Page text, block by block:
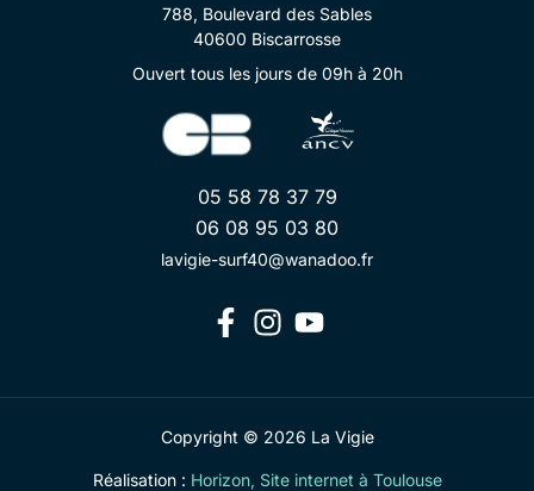
788, Boulevard des Sables
40600 Biscarrosse
Ouvert tous les jours de 09h à 20h
05 58 78 37 79
06 08 95 03 80
lavigie-surf40@wanadoo.fr
Copyright © 2026 La Vigie
Réalisation : Horizon, Site internet à Toulouse